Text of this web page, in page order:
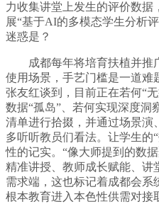
力收集讲堂上发生的评价数
展“基于AI的多模态学生分析
迷惑是？
成都每年将培育扶植并推
使用场景，手艺门槛是一道难
张友红谈到，目前正在若何“
数据“孤岛”、若何实现深度洞
清单进行拾掇，并通过场景演
多听听教员们看法。让学生的
性的记实。“像大师提到的数
精准讲授、教师成长赋能、讲
需求端，这也标记着成都会
根本教育进入本色性供需对接